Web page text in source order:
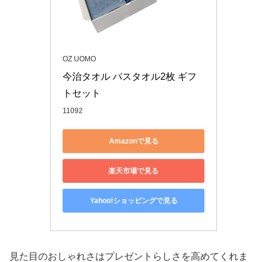
OZ UOMO
今治タオル バスタオル2枚 ギフ
トセット
11092
Amazonで見る
楽天市場で見る
Yahoo!ショッピングで見る
見た目のおしゃれさはプレゼントらしさを高めてくれま